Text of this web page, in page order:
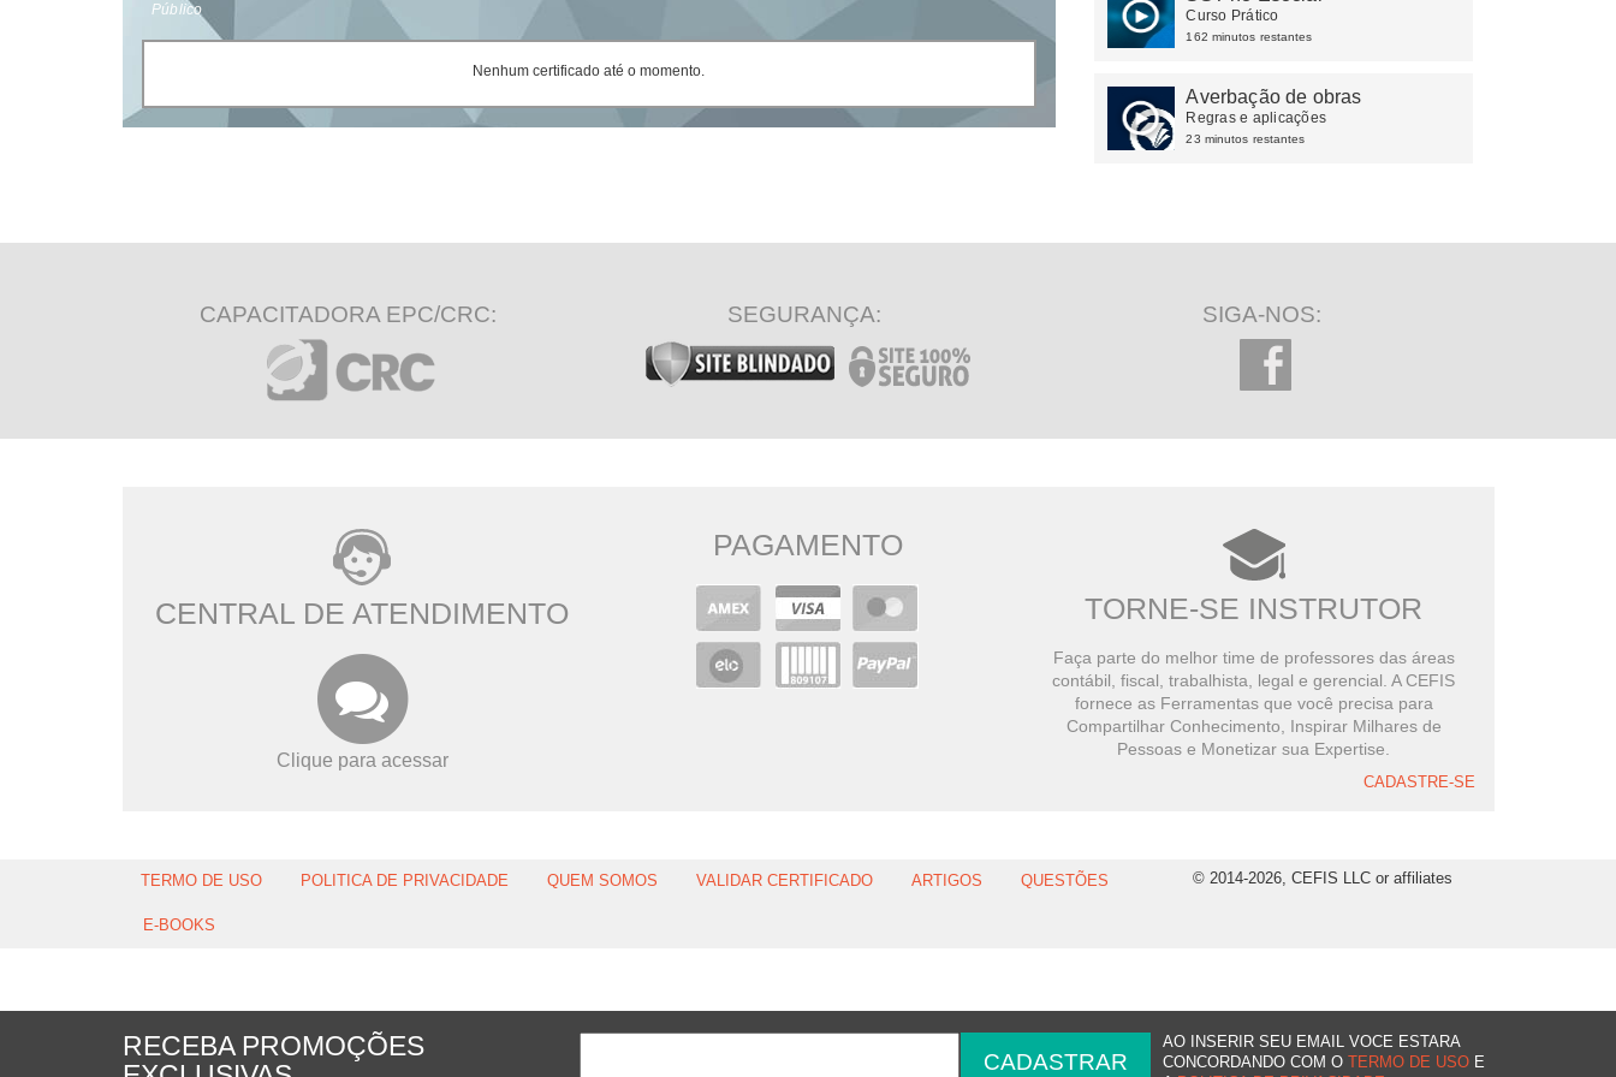
Público
Nenhum certificado até o momento.
Curso Prático
162 minutos restantes
Averbação de obras
Regras e aplicações
23 minutos restantes
CAPACITADORA EPC/CRC: SEGURANÇA: SIGA-NOS:
CENTRAL DE ATENDIMENTO
Clique para acessar
PAGAMENTO
TORNE-SE INSTRUTOR
Faça parte do melhor time de professores das áreas
contábil, fiscal, trabalhista, legal e gerencial. A CEFIS
fornece as Ferramentas que você precisa para
Compartilhar Conhecimento, Inspirar Milhares de
Pessoas e Monetizar sua Expertise.
CADASTRE-SE
TERMO DE USO POLITICA DE PRIVACIDADE QUEM SOMOS VALIDAR CERTIFICADO ARTIGOS QUESTÕES
E-BOOKS
© 2014-2026, CEFIS LLC or affiliates
RECEBA PROMOÇÕES
AO INSERIR SEU EMAIL VOCE ESTARA
CONCORDANDO COM O
TERMO DE USO E